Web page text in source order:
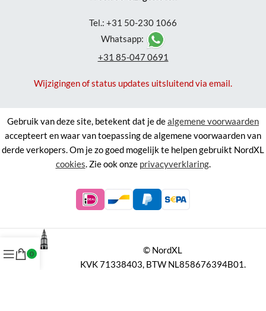
Tel.: +31 50-230 1066
Whatsapp:
+31 85-047 0691
Wijzigingen of status updates uitsluitend via email.
Gebruik van deze site, betekent dat je dealgemene voorwaarden
accepteert en waar van toepassing de algemene voorwaarden van
derde verkopers. Om je zo goed mogelijk te helpen gebruikt NordXL
cookies . Zie ook onze privacyverklaring.
© NordXL
KVK 71338403, BTW NL858676394B01.
0